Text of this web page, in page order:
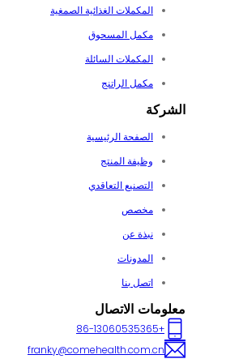
المكملات الغذائية الصمغية
مكمل المسحوق
المكملات السائلة
مكمل الراتنج
الشركة
الصفحة الرئيسية
وظيفة المنتج
التصنيع التعاقدي
مخصص
نبذة عن
المدونات
اتصل بنا
معلومات الاتصال
+86-13060535365
franky@comehealth.com.cn